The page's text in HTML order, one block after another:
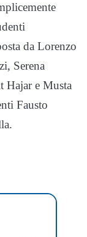
da Lorenzo
Serena
Hajar e Musta
Fausto